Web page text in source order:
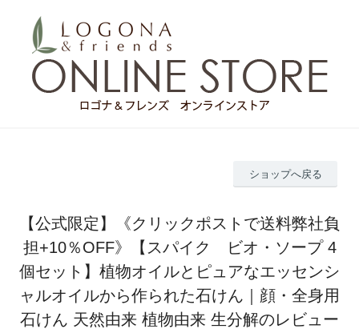
ショップへ戻る
【公式限定】《クリックポストで送料弊社負
担+10％OFF》【スパイク ビオ・ソープ 4
個セット】植物オイルとピュアなエッセンシ
ャルオイルから作られた石けん｜顔・全身用
石けん 天然由来 植物由来 生分解のレビュー